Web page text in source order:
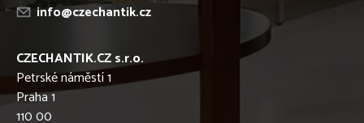
info@czechantik.cz
CZECHANTIK.CZ s.r.o.
Petrské náměstí 1
Praha 1
110 00